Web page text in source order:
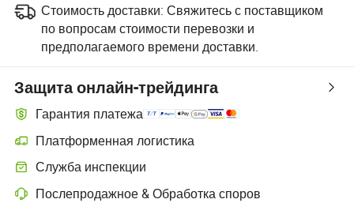
Стоимость доставки: Свяжитесь с поставщиком
по вопросам стоимости перевозки и
предполагаемого времени доставки.
Защита онлайн-трейдинга
Гарантия платежа
Платформенная логистика
Служба инспекции
Послепродажное & Обработка споров